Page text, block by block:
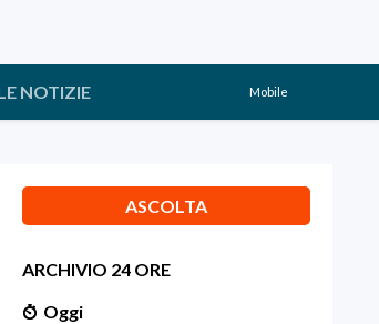
NOTIZIE Mobile
ASCOLTA
ARCHIVIO 24 ORE
Oggi